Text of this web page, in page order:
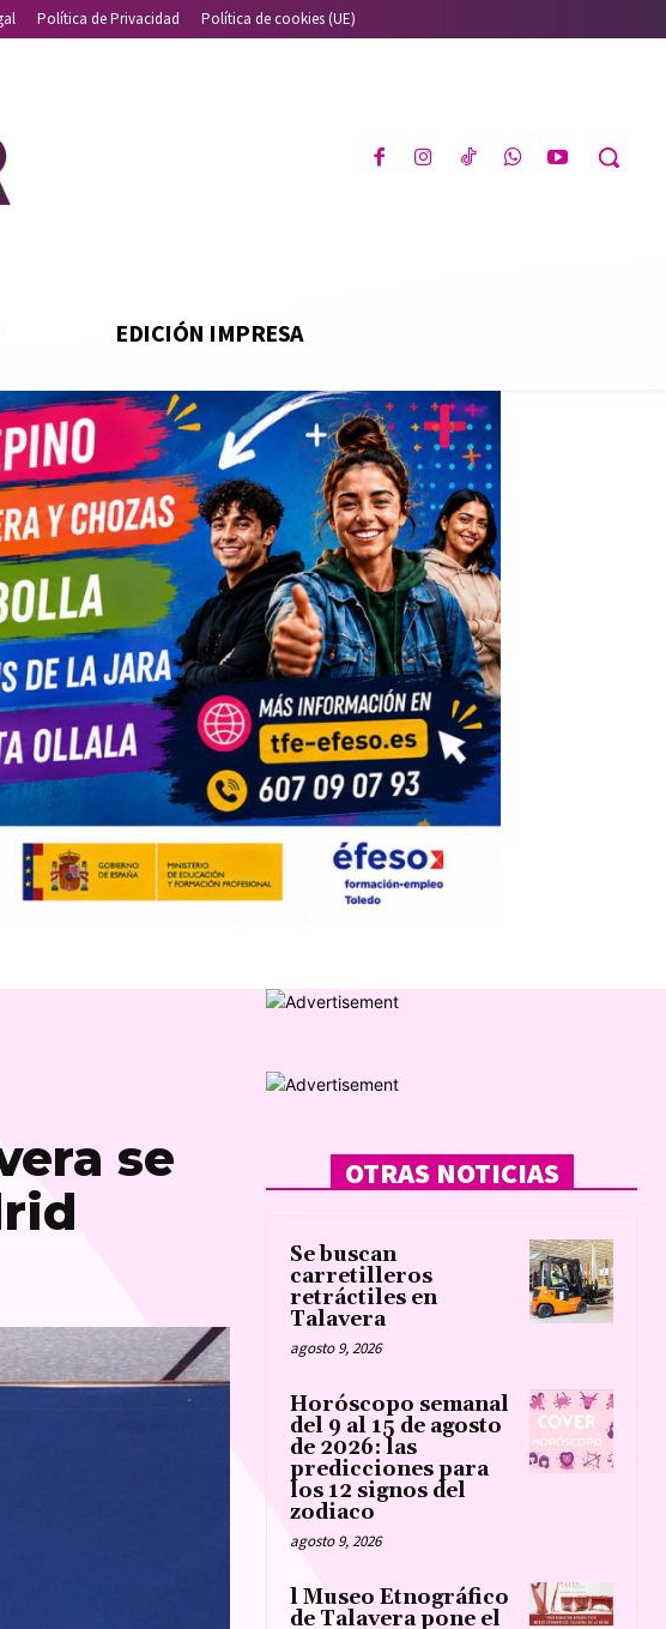
Política de Privacidad Política de cookies (UE)
EDICIÓN IMPRESA
se
OTRAS NOTICIAS
Se buscan
carretilleros
retráctiles en
Talavera
agosto 9, 2026
Horóscopo semanal
del 9 al 15 de agosto
de 2026: las
predicciones para
los 12 signos del
zodiaco
agosto 9, 2026
l Museo Etnográfico
de Talavera pone el